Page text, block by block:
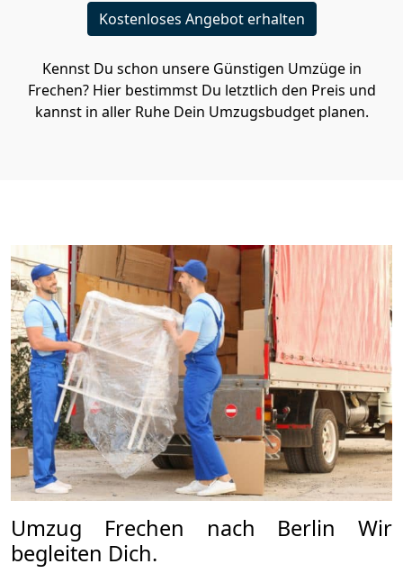
Kostenloses Angebot erhalten
Kennst Du schon unsere Günstigen Umzüge in
Frechen? Hier bestimmst Du letztlich den Preis und
kannst in aller Ruhe Dein Umzugsbudget planen.
Umzug Frechen nach Berlin Wir
begleiten Dich.